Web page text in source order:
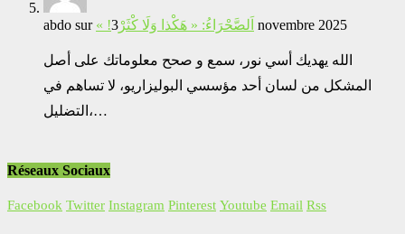
abdo sur « !اَلصَّحْرَاءُ: « هَكْذا وَلَا كْثَرْ 3 novembre 2025
الله يهديك أسي نور، سمع و صحح معلوماتك على أصل
المشكل من لسان أحد مؤسسي البوليزاريو، لا تساهم في
التضليل،…
Réseaux Sociaux
Facebook Twitter Instagram Pinterest Youtube Email Rss